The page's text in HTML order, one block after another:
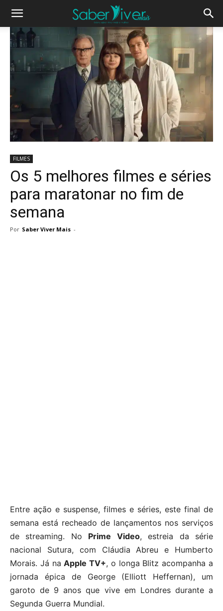
FILMES
Os 5 melhores filmes e séries
para maratonar no fim de
semana
Por Saber Viver Mais -
Entre ação e suspense, filmes e séries, este final de
semana está recheado de lançamentos nos serviços
de streaming. No Prime Video, estreia da série
nacional Sutura, com Cláudia Abreu e Humberto
Morais. Já naApple TV+, o longa Blitz acompanha a
jornada épica de George (Elliott Heffernan), um
garoto de 9 anos que vive em Londres durante a
Segunda Guerra Mundial.